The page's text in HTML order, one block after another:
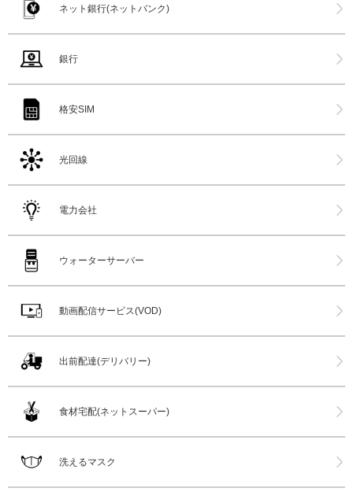
ネット銀行(ネットバンク)
銀行
格安SIM
光回線
電力会社
ウォーターサーバー
動画配信サービス(VOD)
出前配達(デリバリー)
食材宅配(ネットスーパー)
洗えるマスク